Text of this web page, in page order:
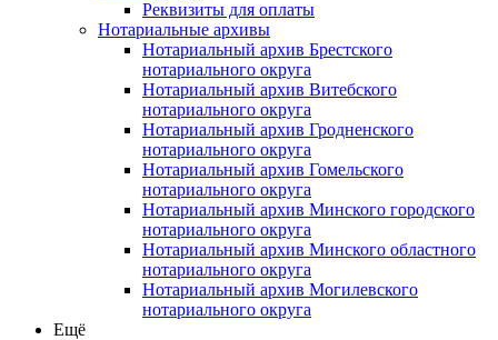
Реквизиты для оплаты
Нотариальные архивы
Нотариальный архив Брестского
нотариального округа
Нотариальный архив Витебского
нотариального округа
Нотариальный архив Гродненского
нотариального округа
Нотариальный архив Гомельского
нотариального округа
Нотариальный архив Минского городского
нотариального округа
Нотариальный архив Минского областного
нотариального округа
Нотариальный архив Могилевского
нотариального округа
Ещё